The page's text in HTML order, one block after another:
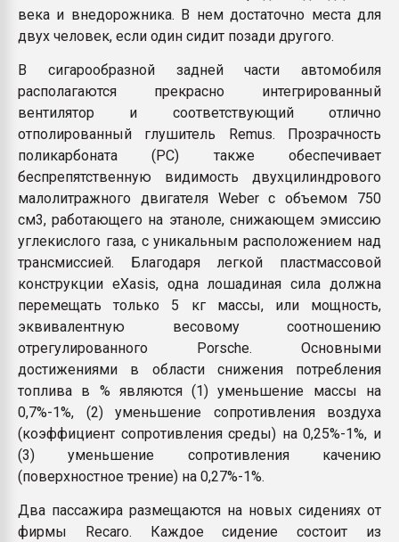
века и внедорожника. В нем достаточно места для
двух человек, если один сидит позади другого.
В сигарообразной задней части автомобиля
располагаются прекрасно интегрированный
вентилятор и соответствующий отлично
отполированный глушитель Remus. Прозрачность
поликарбоната (PC) также обеспечивает
беспрепятственную видимость двухцилиндрового
малолитражного двигателя Weber с объемом 750
см3, работающего на этаноле, снижающем эмиссию
углекислого газа, с уникальным расположением над
трансмиссией. Благодаря легкой пластмассовой
конструкции eXasis, одна лошадиная сила должна
перемещать только 5 кг массы, или мощность,
эквивалентную весовому соотношению
отрегулированного Porsche. Основными
достижениями в области снижения потребления
топлива в % являются (1) уменьшение массы на
0,7%-1%, (2) уменьшение сопротивления воздуха
(коэффициент сопротивления среды) на 0,25%-1%, и
(3) уменьшение сопротивления качению
(поверхностное трение) на 0,27%-1%.
Два пассажира размещаются на новых сидениях от
фирмы Recaro. Каждое сидение состоит из